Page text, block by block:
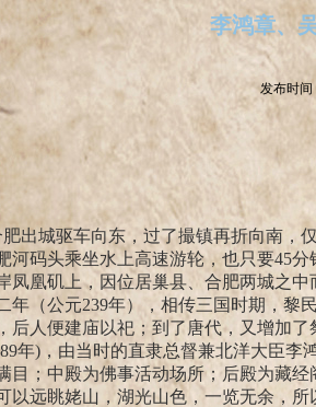
李鸿章、
发布时
出城驱车向东，过了撮镇再折向南，
河码头乘坐水上高速游轮，也只要45分
凤凰矶 上，因位居巢县、合肥两城之中
年（公元239年），相传三国时期，黎
后人便建庙以祀；到了唐代，又增加了
年)，由当时的直隶总督兼北洋大臣李
目； 中殿为佛事活动场所；后殿为藏
以远眺姥山，湖光山色，一览无余，所